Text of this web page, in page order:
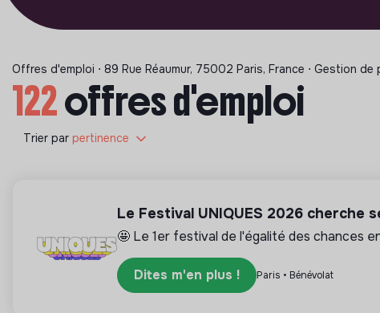
Offres d'emploi ⋅ 89 Rue Réaumur, 75002 Paris, France ⋅ Gestion de
122offres d'emploi
Trier par pertinence
Le Festival UNIQUES 2026 cherche
🤩 Le 1er festival de l'égalité des chances
Dites m'en plus ! Paris • Bénévolat